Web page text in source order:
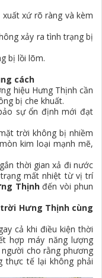
xứ rõ ràng và kèm
xảy ra tình trạng bị
bị lồi lõm.
cách
hiệu Hưng Thịnh cần
bị che khuất.
sự ổn định mới đạt
trời không bị nhiềm
kim loại mạnh mẽ,
thời gian xả đi nước
mất nhiệt từ vị trí
Thịnhđến vòi phun
Hưng Thịnh cùng
cả khi điều kiện thời
hợp máy năng lượng
cho rằng phương
thực tế lại không phải